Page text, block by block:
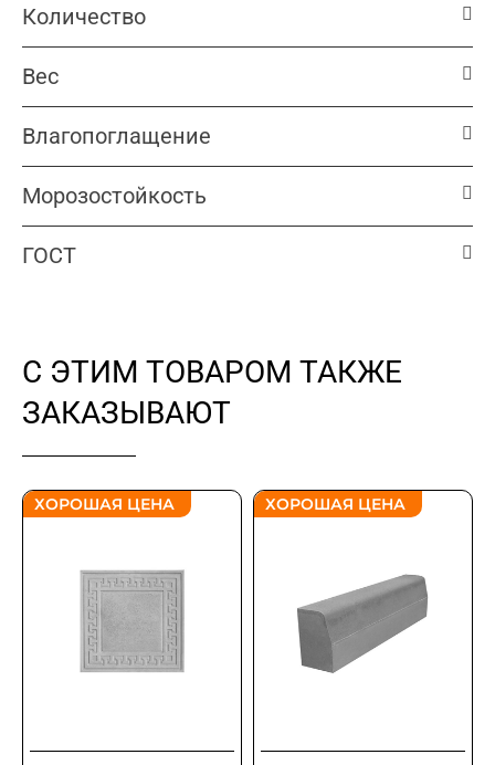
Количество
Вес
Влагопоглащение
Морозостойкость
ГОСТ
С ЭТИМ ТОВАРОМ ТАКЖЕ
ЗАКАЗЫВАЮТ
ХОРОШАЯ ЦЕНА ХОРОШАЯ ЦЕНА